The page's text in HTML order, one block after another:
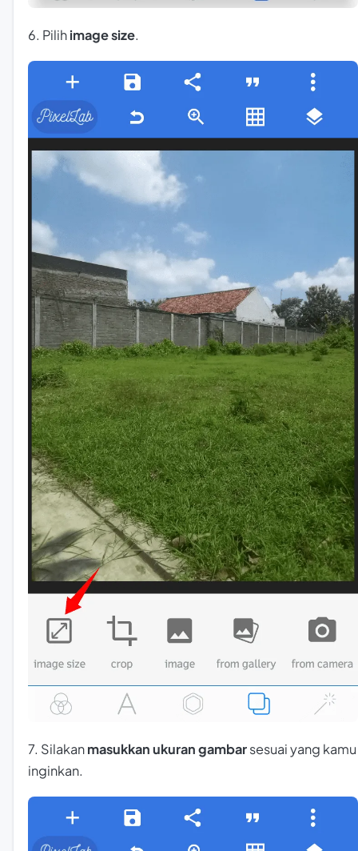
6. Pilihimage size.
7. Silakanmasukkan ukuran gambarsesuai yang kamu
inginkan.